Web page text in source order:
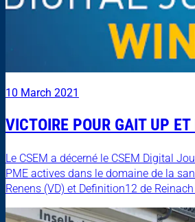
10 March 2021
VICTOIRE POUR GAIT UP
Le CSEM a décerné le CSEM Digital
PME actives dans le domaine de la
Renens (VD) et Definition12 de Reinach